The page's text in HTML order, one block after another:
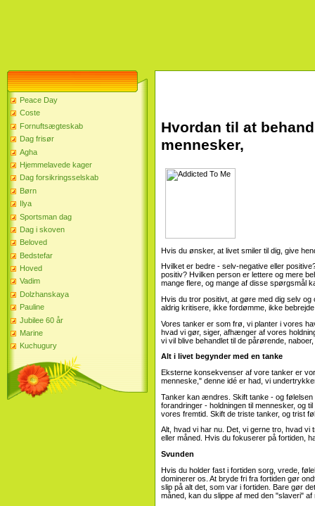
Peace Day
Coste
Fornuftsægteskab
Dag frisør
Agha
Hjemmelavede kager
Dag forsikringsselskab
Børn
Ilya
Sportsman dag
Dag i skoven
Beloved
Bedstefar
Hoved
Vadim
Dolzhanskaya
Pauline
Jubilee 60 år
Marine
Kuchugury
Hvordan til at
mennesker,
Hvis du ønsker, at livet smiler til dig, give
Hvilket er bedre - selv-negative eller
positiv? Hvilken person er lettere og mere
mange flere, og mange af disse spørgsmål
Hvis du tror positivt, at gøre med dig selv
aldrig kritisere, ikke fordømme, ikke
Vores tanker er som frø, vi planter i vores
hvad vi gør, siger, afhænger af vores
vi vil blive behandlet til de pårørende,
Alt i livet begynder med en tanke
Eksterne konsekvenser af vore tanker er
menneske," denne idé er had, vi
Tanker kan ændres. Skift tanke - og
forandringer - holdningen til mennesker, og
vores fremtid. Skift de triste tanker, og trist
Alt, hvad vi har nu. Det, vi gerne tro, hvad
eller måned. Hvis du fokuserer på fortiden,
Svunden
Hvis du holder fast i fortiden sorg, vrede,
dominerer os. At bryde fri fra fortiden gør
slip på alt det, som var i fortiden. Bare gør
måned, kan du slippe af med den "slaveri" af